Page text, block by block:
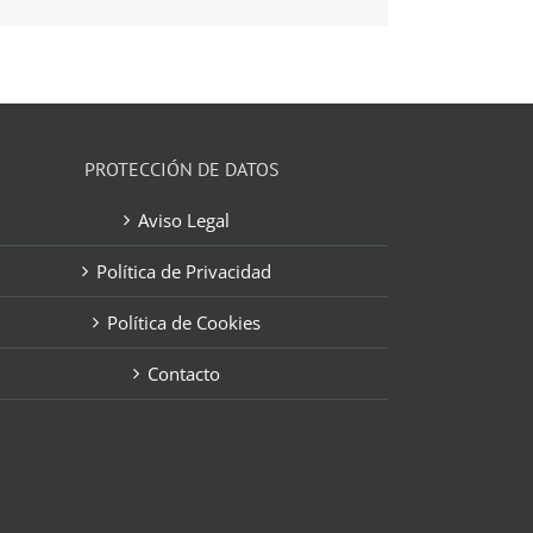
PROTECCIÓN DE DATOS
Aviso Legal
Política de Privacidad
Política de Cookies
Contacto